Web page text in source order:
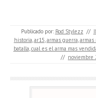
Publicado por: Rod Stylezz //
historia,ar15,armas guerra,armas
batalla,cual es el arma mas
// noviembre